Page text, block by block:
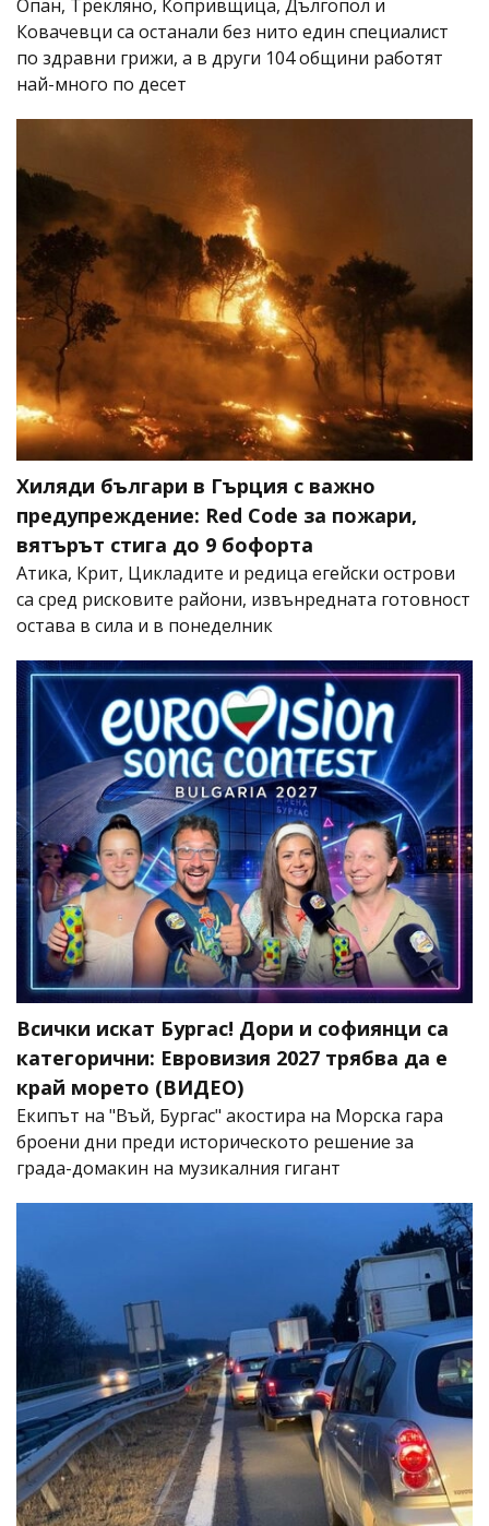
Опан, Трекляно, Копривщица, Дългопол и
Ковачевци са останали без нито един специалист
по здравни грижи, а в други 104 общини работят
най-много по десет
Хиляди българи в Гърция с важно
предупреждение: Red Code за пожари,
вятърът стига до 9 бофорта
Атика, Крит, Цикладите и редица егейски острови
са сред рисковите райони, извънредната готовност
остава в сила и в понеделник
Всички искат Бургас! Дори и софиянци са
категорични: Евровизия 2027 трябва да е
край морето (ВИДЕО)
Екипът на "Въй, Бургас" акостира на Морска гара
броени дни преди историческото решение за
града-домакин на музикалния гигант